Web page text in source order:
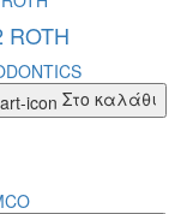
ROTH
Στο καλάθι